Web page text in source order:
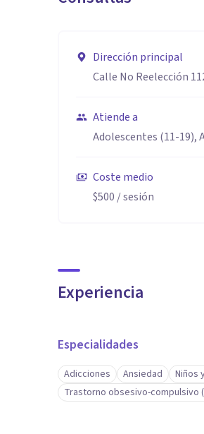
Dirección principal
Calle No Reelección
Atiende a
Adolescentes (11-19),
Coste medio
$500 / sesión
Experiencia
Especialidades
Adicciones Ansiedad Niños
Trastorno obsesivo-compulsivo